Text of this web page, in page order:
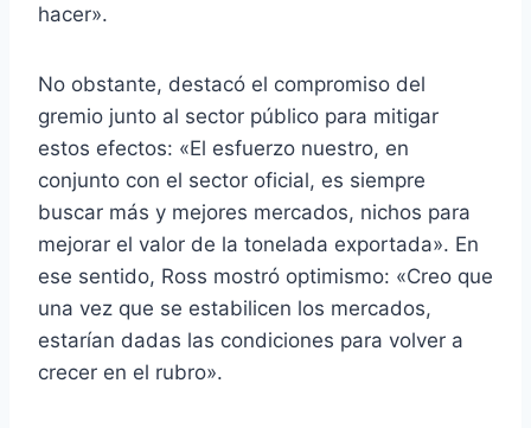
hacer».
No obstante, destacó el compromiso del
gremio junto al sector público para mitigar
estos efectos: «El esfuerzo nuestro, en
conjunto con el sector oficial, es siempre
buscar más y mejores mercados, nichos para
mejorar el valor de la tonelada exportada». En
ese sentido, Ross mostró optimismo: «Creo que
una vez que se estabilicen los mercados,
estarían dadas las condiciones para volver a
crecer en el rubro».